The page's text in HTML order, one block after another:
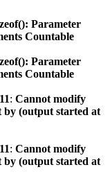
Parameter
Countable
Parameter
Countable
: Cannot modify
by (output started at
: Cannot modify
by (output started at